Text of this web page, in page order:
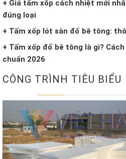
+ Giá tấm xốp cách nhiệt mới
đúng loại
+ Tấm xốp lót sàn đổ bê tông:
+ Tấm xốp đổ bê tông là gì?
chuẩn 2026
CÔNG TRÌNH TIÊU BIỂU